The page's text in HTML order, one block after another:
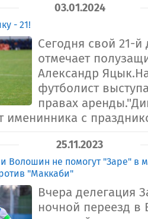
03.01.2024
- 21!
Сегодня свой 21-
отмечает
Александр
футболист
правах
именинника с
25.11.2023
Волошин не помогут "Заре" в
"Маккаби"
Вчера делегация
ночной переезд в